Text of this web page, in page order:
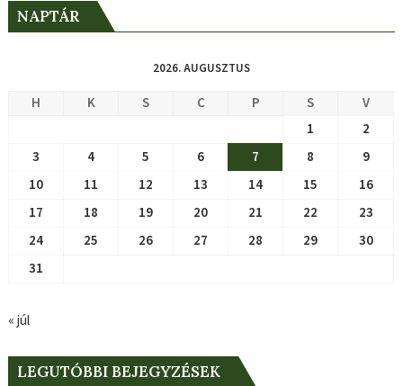
NAPTÁR
2026. AUGUSZTUS
H K S C P S
V
1
2
3
4 5 6 7 8
9
10
11 12 13 14 15
16
17
18 19 20 21 22
23
24
25 26 27 28 29
30
31
« júl
LEGUTÓBBI BEJEGYZÉSEK